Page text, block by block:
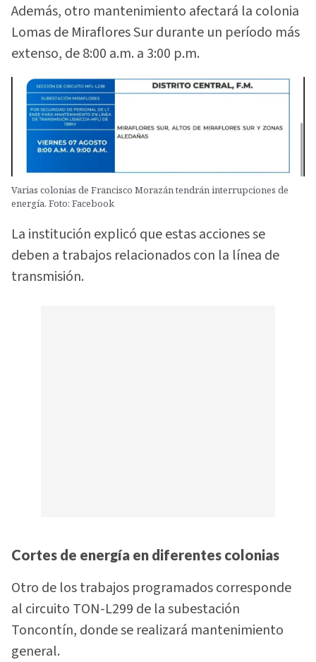
Además, otro mantenimiento afectará la colonia
Lomas de Miraflores Sur durante un período más
extenso, de 8:00 a.m. a 3:00 p.m.
Varias colonias de Francisco Morazán tendrán interrupciones de
energía. Foto: Facebook
La institución explicó que estas acciones se
deben a trabajos relacionados con la línea de
transmisión.
Cortes de energía en diferentes colonias
Otro de los trabajos programados corresponde
al circuito TON-L299 de la subestación
Toncontín, donde se realizará mantenimiento
general.